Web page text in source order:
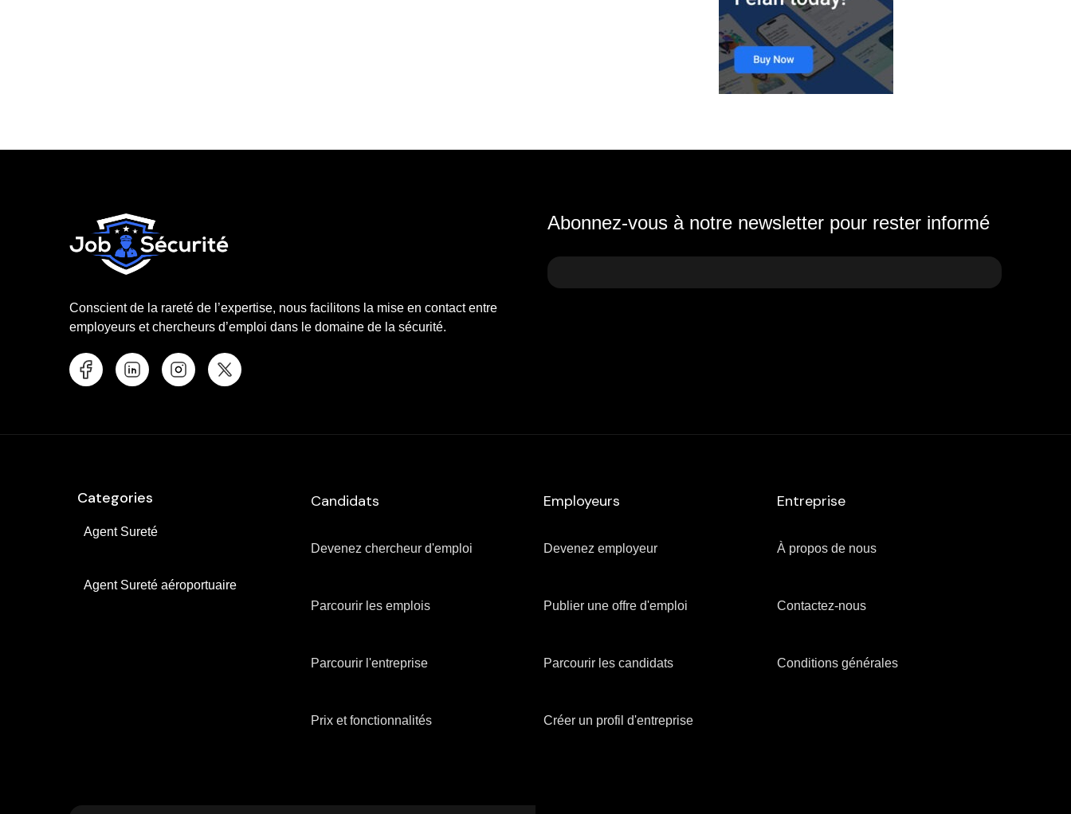
Conscient de la rareté de l’expertise, nous facilitons la mise en contact entre
employeurs et chercheurs d’emploi dans le domaine de la sécurité.
Abonnez-vous à notre newsletter pour rester informé
Categories
Agent Sureté
Agent Sureté aéroportuaire
Candidats
Devenez chercheur d'emploi
Parcourir les emplois
Parcourir l'entreprise
Prix ​​et fonctionnalités
Employeurs
Devenez employeur
Publier une offre d'emploi
Parcourir les candidats
Créer un profil d'entreprise
Entreprise
À propos de nous
Contactez-nous
Conditions générales